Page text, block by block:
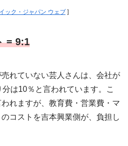
ック・ジャパン ウェブ]
= 9:1
れていない芸人さんは、会社が
は10％と言われています。こ
れますが、教育費・営業費・マ
コストを吉本興業側が、負担し